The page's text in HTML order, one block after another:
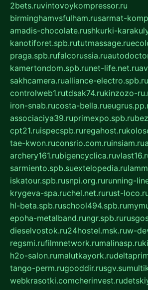
2bets.ruvintovoykompressor.ru
birminghamvsfulham.rusarmat-
amadis-chocolate.rushkurki-
kanotiforet.spb.rututmassage.ru
praga.spb.rufalcorussia.ru
kamertondom.spb.runet-life.net.ru
sakhcamera.rualliance-electro.spb.ru
controlweb1.rutdsak74.rukinzozo-
iron-snab.rucosta-bella.ru
associaciya39.ruprimexpo.spb.ru
cpt21.ruispecspb.ruregahost.ru
tae-kwon.ruconsrio.com.ruinsiam.ru
archery161.rubigencyclica.ru
sarmiento.spb.suextelopedia.ru
iskatour.spb.rusnpi.org.rurunning-
krygeva-spa.ruchel.net.rurust-
hl-beta.spb.ruschool494.spb.ru
epoha-metalband.rungr.spb.ru
dieselvostok.ru24hostel.msk.ruw-
regsmi.rufilmnetwork.rumalinasp.ru
h2o-salon.rumalutkayork.ru
tango-perm.rugooddir.rusgv.su
webkrasotki.comcherinvest.ru